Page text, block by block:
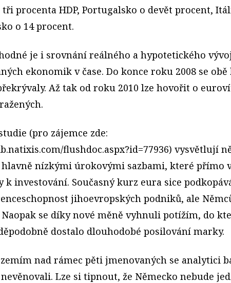
procenta HDP, Portugalsko o devět procent,
o 14 procent.
je i srovnání reálného a hypotetického
ekonomik v čase. Do konce roku 2008 se
Až tak od roku 2010 lze hovořit o
(pro zájemce zde:
flushdoc.aspx?id=77936) vysvětlují
hlavně nízkými úrokovými sazbami, které přímo
k investování. Současný kurz eura sice
jihoevropských podniků, ale
se díky nové měně vyhnuli potížím, do
dostalo dlouhodobé posilování marky.
nad rámec pěti jmenovaných se analytici
Lze si tipnout, že Německo nebude